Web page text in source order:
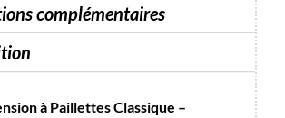
complémentaires
à Paillettes Classique –